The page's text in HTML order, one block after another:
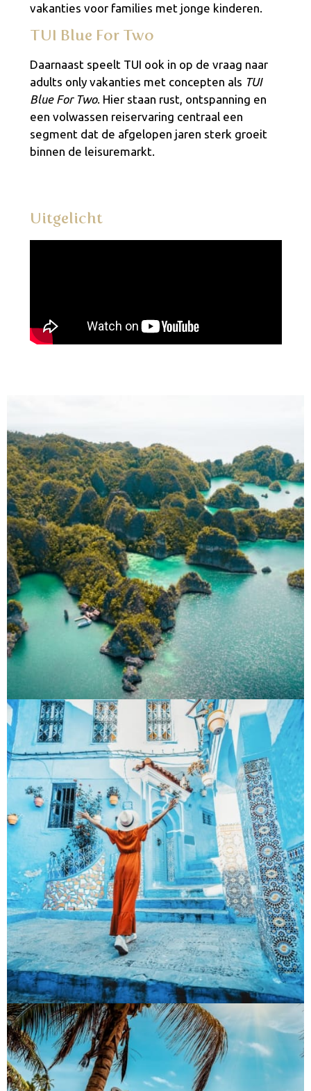
vakanties voor families met jonge kinderen.
TUI Blue For Two
Daarnaast speelt TUI ook in op de vraag naar
adults only vakanties met concepten als TUI
Blue For Two. Hier staan rust, ontspanning en
een volwassen reiservaring centraal een
segment dat de afgelopen jaren sterk groeit
binnen de leisuremarkt.
Uitgelicht